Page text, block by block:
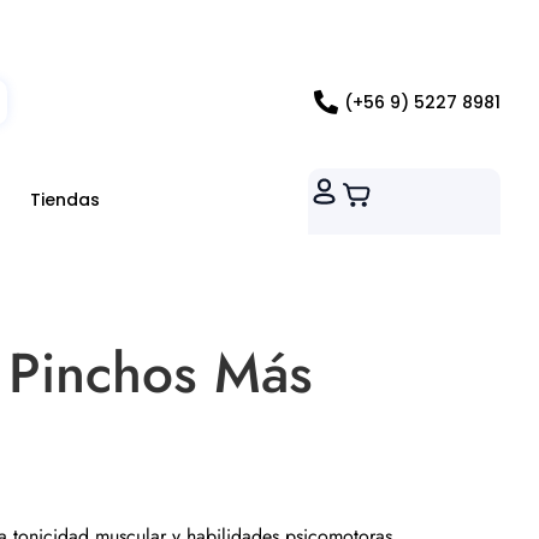
(+56 9) 5227 8981
Tiendas
Más